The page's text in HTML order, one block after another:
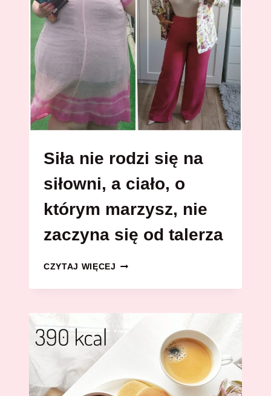
Siła nie rodzi się na
siłowni, a ciało, o
którym marzysz, nie
zaczyna się od talerza
CZYTAJ WIĘCEJ SIŁA
RODZI
NA
A
KTÓRYM
MARZYSZ,